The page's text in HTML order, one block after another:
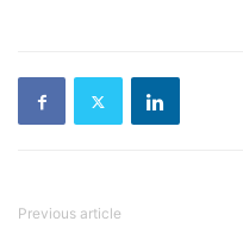
Previous article